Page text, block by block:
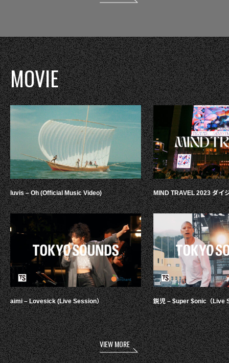
MOVIE
luvis – Oh (Official Music Video)
aimi – Lovesick (Live Session）
MIND TRAVEL 2023 ダイ
鋭児 – $uper $onic（Live
VIEW MORE